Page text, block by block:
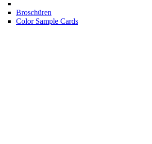
Broschüren
Color Sample Cards